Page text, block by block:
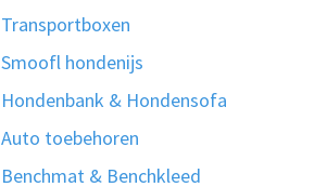
Transportboxen
Smoofl hondenijs
Hondenbank & Hondensofa
Auto toebehoren
Benchmat & Benchkleed